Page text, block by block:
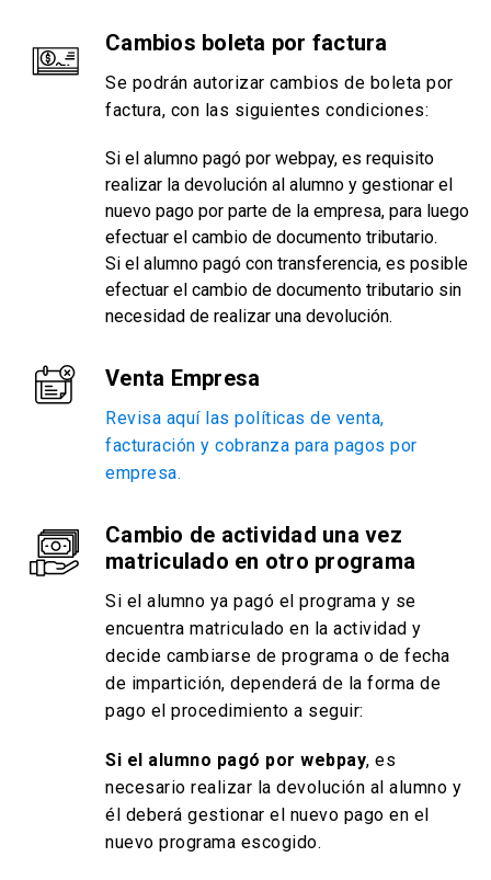
Cambios boleta por factura
Se podrán autorizar cambios de boleta por
factura, con las siguientes condiciones:
Si el alumno pagó por webpay, es requisito
realizar la devolución al alumno y gestionar el
nuevo pago por parte de la empresa, para luego
efectuar el cambio de documento tributario.
Si el alumno pagó con transferencia, es posible
efectuar el cambio de documento tributario sin
necesidad de realizar una devolución.
Venta Empresa
Revisa aquí las políticas de venta,
facturación y cobranza para pagos por
empresa.
Cambio de actividad una vez
matriculado en otro programa
Si el alumno ya pagó el programa y se
encuentra matriculado en la actividad y
decide cambiarse de programa o de fecha
de impartición, dependerá de la forma de
pago el procedimiento a seguir:
Si el alumno pagó por webpay, es
necesario realizar la devolución al alumno y
él deberá gestionar el nuevo pago en el
nuevo programa escogido.